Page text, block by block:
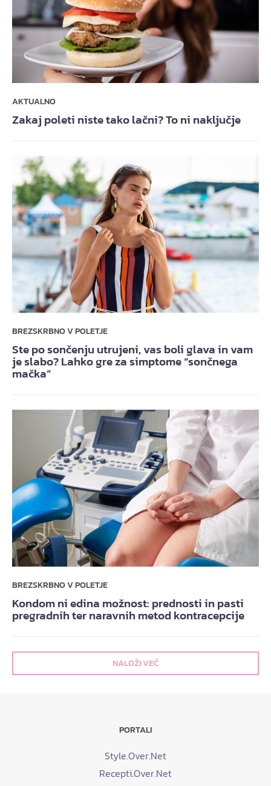
AKTUALNO
Zakaj poleti niste tako lačni? To ni naključje
BREZSKRBNO V POLETJE
Ste po sončenju utrujeni, vas boli glava in vam
je slabo? Lahko gre za simptome “sončnega
mačka”
BREZSKRBNO V POLETJE
Kondom ni edina možnost: prednosti in pasti
pregradnih ter naravnih metod kontracepcije
NALOŽI VEČ
PORTALI
Style.Over.Net
Recepti.Over.Net